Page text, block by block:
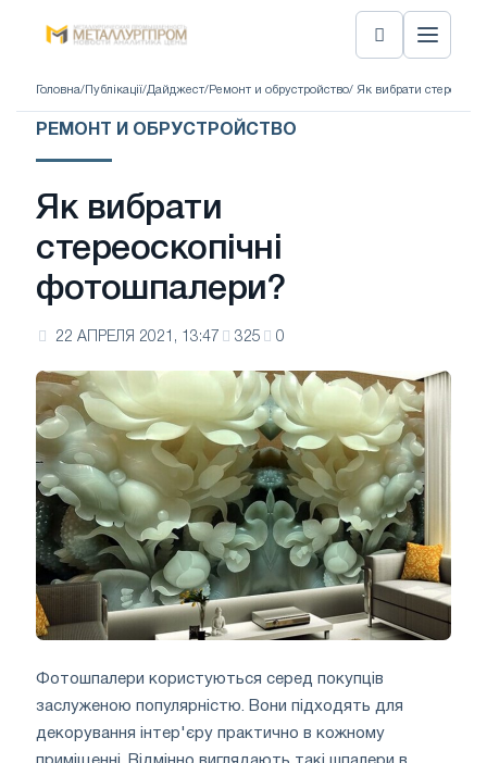
Головна/ Публікації/Дайджест/ Ремонт и обрустройство/ Як вибрати
РЕМОНТ И ОБРУСТРОЙСТВО
Як вибрати
стереоскопічні
фотошпалери?
22 АПРЕЛЯ 2021, 13:47 325 0
Фотошпалери користуються серед покупців
заслуженою популярністю. Вони підходять для
декорування інтер'єру практично в кожному